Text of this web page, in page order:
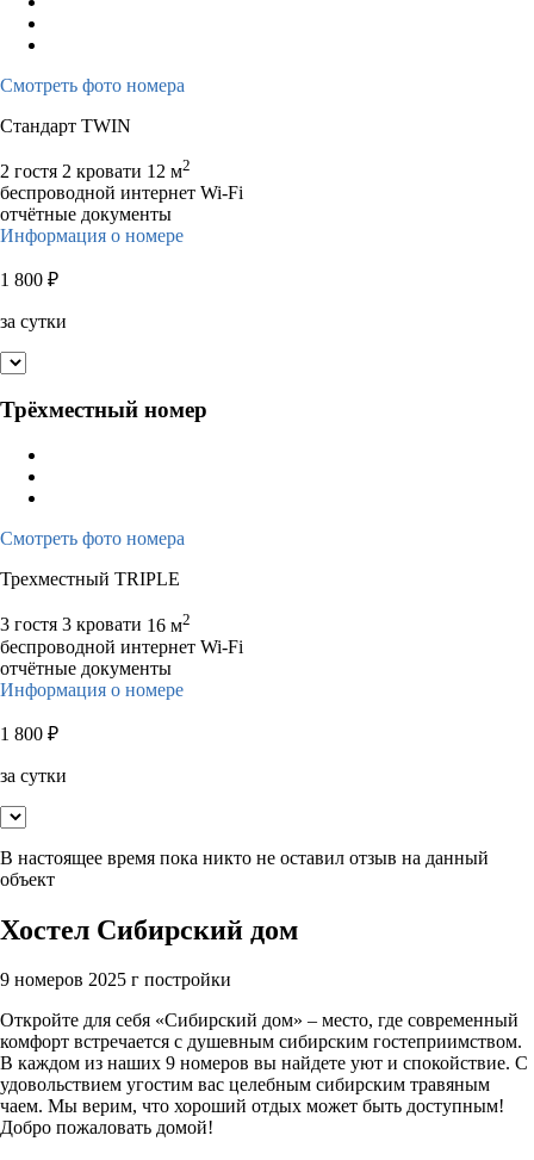
Смотреть фото номера
Стандарт TWIN
2 гостя 2 кровати 12 м2
беспроводной интернет Wi-Fi
отчётные документы
Информация о номере
1 800 ₽
за сутки
Трёхместный номер
Смотреть фото номера
Трехместный TRIPLE
3 гостя 3 кровати 16 м2
беспроводной интернет Wi-Fi
отчётные документы
Информация о номере
1 800 ₽
за сутки
В настоящее время пока никто не оставил отзыв на данный
объект
Хостел Сибирский дом
9 номеров 2025 г постройки
Откройте для себя «Сибирский дом» – место, где современный
комфорт встречается с душевным сибирским гостеприимством.
В каждом из наших 9 номеров вы найдете уют и спокойствие. С
удовольствием угостим вас целебным сибирским травяным
чаем. Мы верим, что хороший отдых может быть доступным!
Добро пожаловать домой!